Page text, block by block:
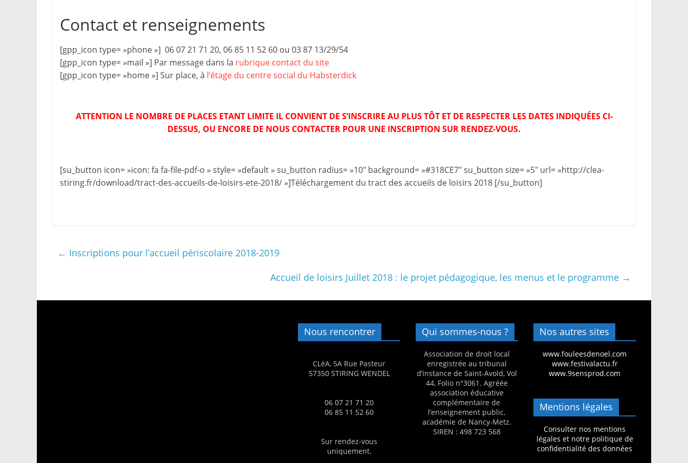
n
v
l
e
é
A
Contact et renseignements
[gpp_icon type= »phone »] 06 07 21 71 20, 06 85 11 52 60 ou 03 87 13/29/54
[gpp_icon type= »mail »] Par message dans la rubrique contact du site
[gpp_icon type= »home »] Sur place, à l’étage du centre social du Habsterdick
ATTENTION LE NOMBRE DE PLACES ETANT LIMITE IL CONVIENT DE S’INSCRIRE AU PLUS TÔT ET DE RESPECTER LES DATES INDIQUÉES CI-
DESSUS, OU ENCORE DE NOUS CONTACTER POUR UNE INSCRIPTION SUR RENDEZ-VOUS.
[su_button icon= »icon: fa fa-file-pdf-o » style= »default » su_button radius= »10″ background= »#318CE7″ su_button size= »5″ url= »http://clea-
stiring.fr/download/tract-des-accueils-de-loisirs-ete-2018/ »]Téléchargement du tract des accueils de loisirs 2018 [/su_button]
← Inscriptions pour l’accueil périscolaire 2018-2019
Accueil de loisirs Juillet 2018 : le projet pédagogique, les menus et le programme →
Nous rencontrer
CLéA, 5A Rue Pasteur
57350 STIRING WENDEL
06 07 21 71 20
06 85 11 52 60
Sur rendez-vous
uniquement.
Qui sommes-nous ?
Association de droit local
enregistrée au tribunal
d’instance de Saint-Avold, Vol
44, Folio n°3061. Agréée
association éducative
complémentaire de
l’enseignement public,
académie de Nancy-Metz.
SIREN : 498 723 568
Nos autres sites
www.fouleesdenoel.com
www.festivalactu.fr
www.9sensprod.com
Mentions légales
Consulter nos mentions
légales et notre politique de
confidentialité des données